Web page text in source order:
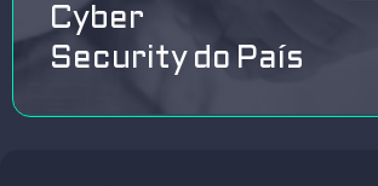
Cyber
Security do País